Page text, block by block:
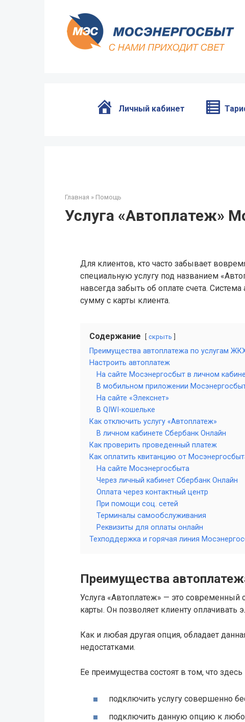
Личный кабинет
Главная » Помощь
Услуга «Автоплатеж»
Для клиентов, кто часто забывает
специальную услугу под названием
навсегда забыть об оплате счета.
сумму с карты клиента.
Содержание скрыть
Преимущества автоплатежа по услугам
Настроить автоплатеж
На сайте Мосэнергосбыт в личном
В мобильном приложении
На сайте «Элекснет»
В QIWI-кошельке
Как отключить услугу «Автоплатеж»
В личном кабинете Сбербанк Онлайн
Как проверить проведенный платеж
Как оплатить квитанцию от
На сайте Мосэнергосбыта
Через личный кабинет Сбербанк Онлайн
Оплата через контактный центр
При помощи соц. сетей
Терминалы самообслуживания
Реквизиты для оплаты онлайн
Техподдержка и горячая линия
Преимущества
Услуга «Автоплатеж» — это современный
карты. Он позволяет клиенту
Как и любая другая опция, обладает
недостатками.
Ее преимущества состоят в том, что
подключить услугу совершенно
подключить данную опцию к